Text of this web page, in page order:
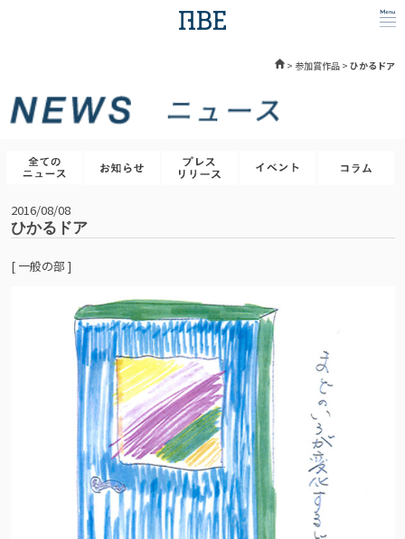
> 参加賞作品> ひかるドア
2016/08/08
ひかるドア
[ 一般の部 ]